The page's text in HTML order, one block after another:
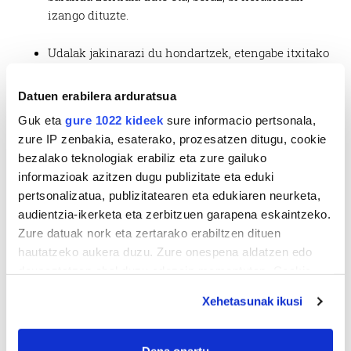
Datuen erabilera arduratsua
Guk eta gure 1022 kideek sure informacio pertsonala,
zure IP zenbakia, esaterako, prozesatzen ditugu, cookie
bezalako teknologiak erabiliz eta zure gailuko
informazioak azitzen dugu publizitate eta eduki
pertsonalizatua, publizitatearen eta edukiaren neurketa,
audientzia-ikerketa eta zerbitzuen garapena eskaintzeko.
Zure datuak nork eta zertarako erabiltzen dituen
hautatzeko aukera duzu. Zure onespena aldatzen edo
If you allow, we would also like to:
Xehetasunak ikusi
izango dituzte.
Udalak jakinarazi du hondartzek, etengabe itxitako
izango, eta, beste behin ere, hondartzek ondo
Udaltzaingoak esku hartu ahal izango du neurri
horiek ageri-agerian betetzen ez badira eta guztien
segurtasuna bermatzeko.